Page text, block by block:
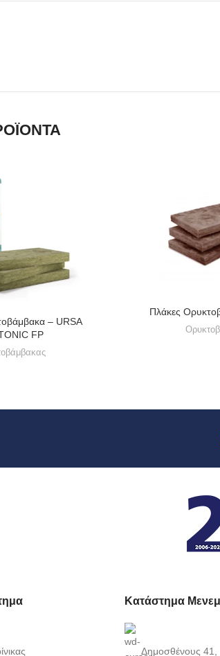
– URSA
FP
Πλάκες
Κατάστημα
Δημοσθένους 41,